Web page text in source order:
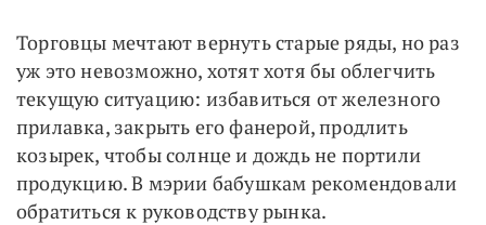
Торговцы мечтают вернуть старые ряды, но раз
уж это невозможно, хотят хотя бы облегчить
текущую ситуацию: избавиться от железного
прилавка, закрыть его фанерой, продлить
козырек, чтобы солнце и дождь не портили
продукцию. В мэрии бабушкам рекомендовали
обратиться к руководству рынка.